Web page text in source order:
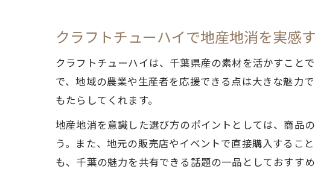
クラフトチューハイで地産地消を実感
クラフトチューハイは、千葉県産の素材を活かすこと
で、地域の農業や生産者を応援できる点は大きな魅力
もたらしてくれます。
地産地消を意識した選び方のポイントとしては、商品
う。また、地元の販売店やイベントで直接購入するこ
も、千葉の魅力を共有できる話題の一品としておすすめ